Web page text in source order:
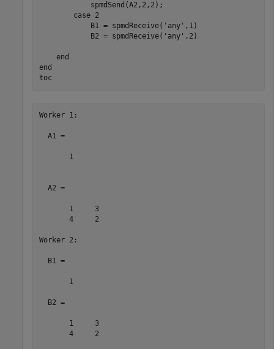
            spmdSend(A2,2,2);
case 2
            B1 = spmdReceive(
'any' ,1)
            B2 = spmdReceive(
'any' ,2)
end
end
toc
Worker 1:
  A1 =
       1
  A2 =
       1     3
       4     2
Worker 2:
  B1 =
       1
  B2 =
       1     3
       4     2